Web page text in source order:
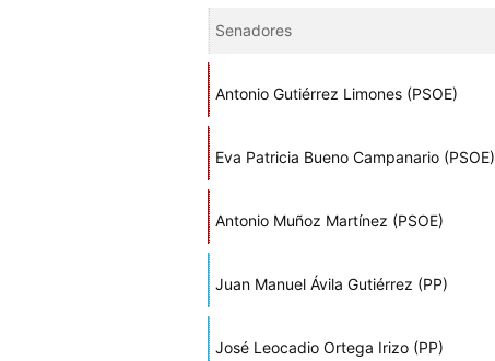
Senadores
Antonio Gutiérrez Limones (PSOE)
Eva Patricia Bueno Campanario (PSOE)
Antonio Muñoz Martínez (PSOE)
Juan Manuel Ávila Gutiérrez (PP)
José Leocadio Ortega Irizo (PP)